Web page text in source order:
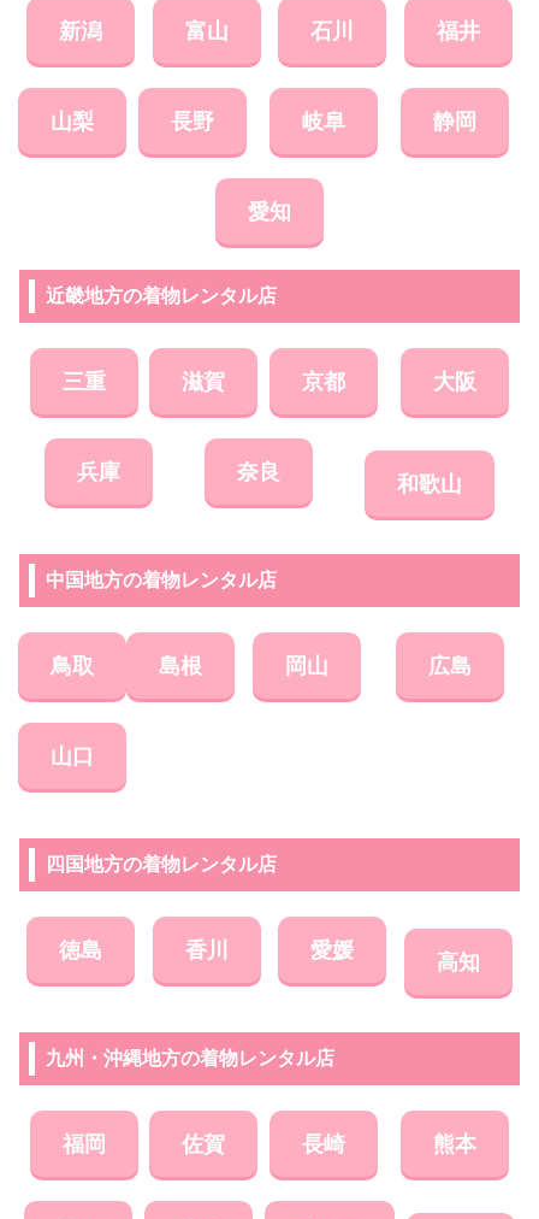
新潟 富山 石川 福井
山梨 長野 岐阜 静岡
愛知
近畿地方の着物レンタル店
三重 滋賀 京都 大阪
兵庫 奈良 和歌山
中国地方の着物レンタル店
鳥取 島根 岡山 広島
山口
四国地方の着物レンタル店
徳島 香川 愛媛 高知
九州・沖縄地方の着物レンタル店
福岡 佐賀 長崎 熊本